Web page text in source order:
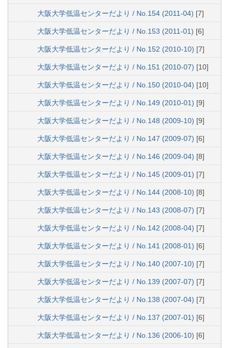
大阪大学低温センターだより / No.154 (2011-04) [7]
大阪大学低温センターだより / No.153 (2011-01) [6]
大阪大学低温センターだより / No.152 (2010-10) [7]
大阪大学低温センターだより / No.151 (2010-07) [10]
大阪大学低温センターだより / No.150 (2010-04) [10]
大阪大学低温センターだより / No.149 (2010-01) [9]
大阪大学低温センターだより / No.148 (2009-10) [9]
大阪大学低温センターだより / No.147 (2009-07) [6]
大阪大学低温センターだより / No.146 (2009-04) [8]
大阪大学低温センターだより / No.145 (2009-01) [7]
大阪大学低温センターだより / No.144 (2008-10) [8]
大阪大学低温センターだより / No.143 (2008-07) [7]
大阪大学低温センターだより / No.142 (2008-04) [7]
大阪大学低温センターだより / No.141 (2008-01) [6]
大阪大学低温センターだより / No.140 (2007-10) [7]
大阪大学低温センターだより / No.139 (2007-07) [7]
大阪大学低温センターだより / No.138 (2007-04) [7]
大阪大学低温センターだより / No.137 (2007-01) [6]
大阪大学低温センターだより / No.136 (2006-10) [6]